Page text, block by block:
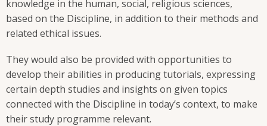
knowledge in the human, social, religious sciences,
based on the Discipline, in addition to their methods and
related ethical issues.
They would also be provided with opportunities to
develop their abilities in producing tutorials, expressing
certain depth studies and insights on given topics
connected with the Discipline in today’s context, to make
their study programme relevant.